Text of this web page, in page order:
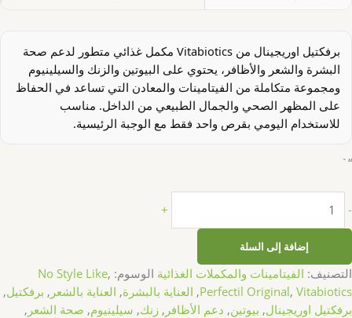
برفكتيل اوريجينال من Vitabiotics مكمل غذائي متطور لدعم صحة
البشرة والشعر والأظافر، يحتوي على البيوتين والزنك والسيلينيوم
ومجموعة متكاملة من الفيتامينات والمعادن التي تساعد في الحفاظ
على المظهر الصحي والجمال الطبيعي من الداخل. مناسب
للاستخدام اليومي بقرص واحد فقط مع الوجبة الرئيسية.
“`
-
+
إضافة إلى السلة
التصنيف: الفيتامينات والمكملات الغذائية الوسوم: No Style Like,
Perfectil Original, Vitabiotics
, العناية بالبشرة, العناية بالشعر , برفكتيل,
برفكتيل اوريجينال, بيوتين, دعم الأظافر , زنك, سيلينيوم, صحة الشعر ,